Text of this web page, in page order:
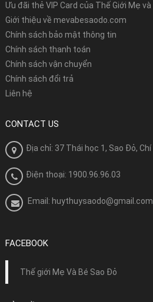
Ưu đãi thẻ VIP Card của Thế Giới Mẹ
Giới thiệu về mevabesaodo.com
Chính sách bảo mật thông tin
Chính sách thanh toán
Chính sách vận chuyển
Chính sách đổi trả
Liên hệ
CONTACT US
Địa chỉ: 37 Thái học 1, Sao Đỏ, Chí
Điện thoại: 1900.96.96.03
Email: huythuysaodo@gmail.com
FACEBOOK
Thế giới Mẹ Và Bé Sao Đỏ